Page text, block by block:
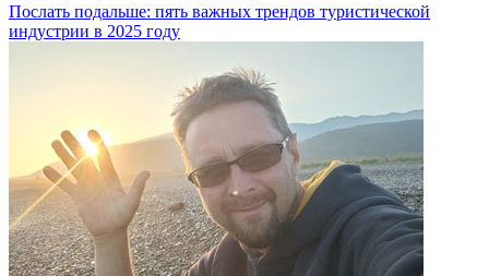
Послать подальше: пять важных трендов туристической
индустрии в 2025 году